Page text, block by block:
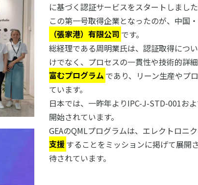
に基づく認証サービスをスタートしまし
この第一号取得企業となったのが、中国
（張家港）有限公司 です。
総経理である周明業氏は、認証取得につ
けでなく、プロセスの一貫性や技術的詳
富むプログラム であり、リーン生産やプ
ています。
日本では、一昨年よりIPC-J-STD-001お
開始されています。
GEAのQMLプログラムは、エレクトロニ
支援 することをミッションに掲げて展開
待されています。